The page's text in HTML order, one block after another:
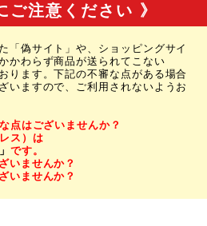
ご注意ください 》
「偽サイト」や、ショッピングサイ
かわらず商品が送られてこない
ります。下記の不審な点がある場合
いますので、ご利用されないようお
点はございませんか？
ス）は
です。
いませんか？
いませんか？